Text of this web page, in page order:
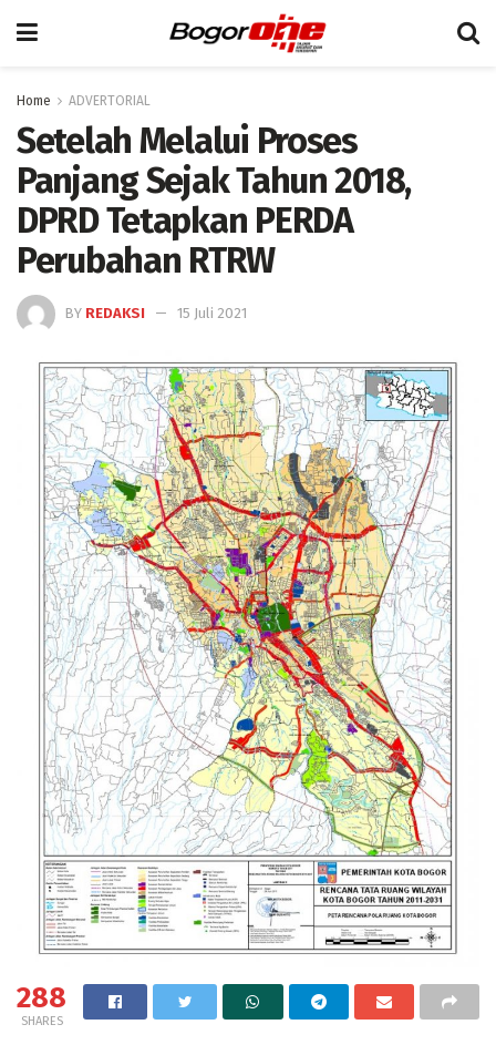
Home ADVERTORIAL
Setelah Melalui Proses
Panjang Sejak Tahun 2018,
DPRD Tetapkan PERDA
Perubahan RTRW
BY REDAKSI 15 Juli 2021
288
SHARES